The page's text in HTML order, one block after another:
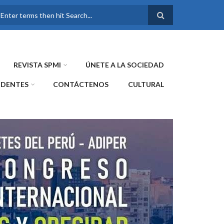
FORMULARIO DE
REVISTA SPMI ÚNETE A LA SOCIEDAD
CONTÁCTENOS CULTURAL